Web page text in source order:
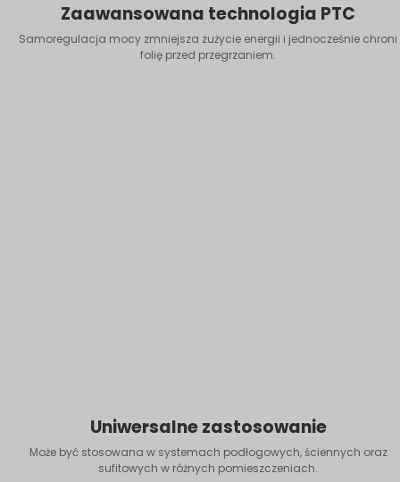
Zaawansowana technologia PTC
Samoregulacja mocy zmniejsza zużycie energii i jednocześnie chroni
folię przed przegrzaniem.
Uniwersalne zastosowanie
Może być stosowana w systemach podłogowych, ściennych oraz
sufitowych w różnych pomieszczeniach.